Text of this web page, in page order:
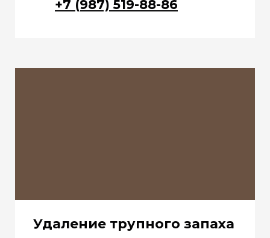
+7 (987) 519-88-86
Удаление трупного запаха